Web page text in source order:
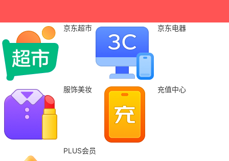
京东超市 京东电器
服饰美妆 充值中心
PLUS会员